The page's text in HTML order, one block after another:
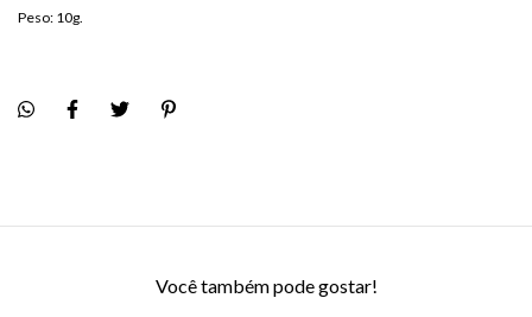
Peso: 10g.
Você também pode gostar!